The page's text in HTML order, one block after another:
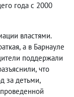
года с 2000
властями.
, а в Барнауле
поддержали
, что
за детьми,